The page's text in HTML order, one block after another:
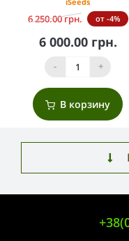
6 250.00 грн. от -4%
6 000.00 грн.
- +
В корзину